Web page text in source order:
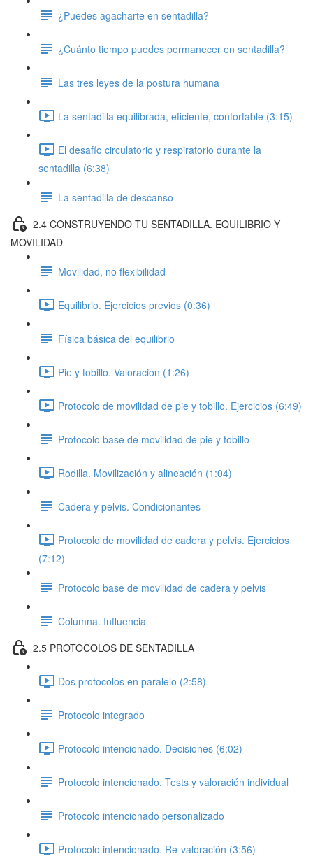
¿Puedes agacharte en sentadilla?
¿Cuánto tiempo puedes permanecer en sentadilla?
Las tres leyes de la postura humana
La sentadilla equilibrada, eficiente, confortable (3:15)
El desafío circulatorio y respiratorio durante la
sentadilla (6:38)
La sentadilla de descanso
2.4 CONSTRUYENDO TU SENTADILLA. EQUILIBRIO Y
MOVILIDAD
Movilidad, no flexibilidad
Equilibrio. Ejercicios previos (0:36)
Física básica del equilibrio
Pie y tobillo. Valoración (1:26)
Protocolo de movilidad de pie y tobillo. Ejercicios (6:49)
Protocolo base de movilidad de pie y tobillo
Rodilla. Movilización y alineación (1:04)
Cadera y pelvis. Condicionantes
Protocolo de movilidad de cadera y pelvis. Ejercicios
(7:12)
Protocolo base de movilidad de cadera y pelvis
Columna. Influencia
2.5 PROTOCOLOS DE SENTADILLA
Dos protocolos en paralelo (2:58)
Protocolo integrado
Protocolo intencionado. Decisiones (6:02)
Protocolo intencionado. Tests y valoración individual
Protocolo intencionado personalizado
Protocolo intencionado. Re-valoración (3:56)